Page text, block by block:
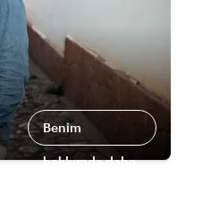
Benim
hakkımda daha